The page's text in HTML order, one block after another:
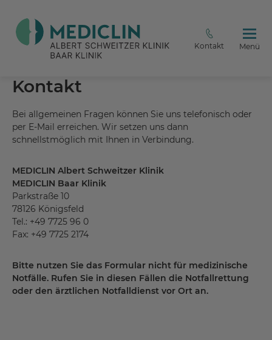
Kontakt Menü
Kontakt
Bei allgemeinen Fragen können Sie uns telefonisch oder
per E-Mail erreichen. Wir setzen uns dann
schnellstmöglich mit Ihnen in Verbindung.
MEDICLIN Albert Schweitzer Klinik
MEDICLIN Baar Klinik
Parkstraße 10
78126 Königsfeld
Tel.: +49 7725 96 0
Fax: +49 7725 2174
Bitte nutzen Sie das Formular nicht für medizinische
Notfälle. Rufen Sie in diesen Fällen die Notfallrettung
oder den ärztlichen Notfalldienst vor Ort an.